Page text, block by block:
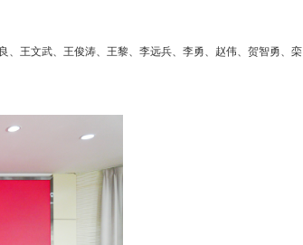
王文武、王俊涛、王黎、李远兵、李勇、赵伟、贺智勇、栾